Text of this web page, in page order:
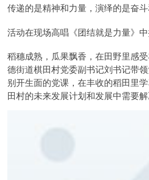
传递的是精神和力量，演绎的是奋
活动在现场高唱《团结就是力量》
稻穗成熟，瓜果飘香，在田野里感
德街道棋田村党委副书记刘书记带
别开生面的党课，在丰收的稻田里
田村的未来发展计划和发展中需要